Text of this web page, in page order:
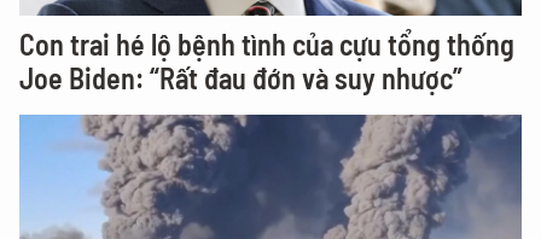
Con trai hé lộ bệnh tình của cựu tổng thống
Joe Biden: “Rất đau đớn và suy nhược”